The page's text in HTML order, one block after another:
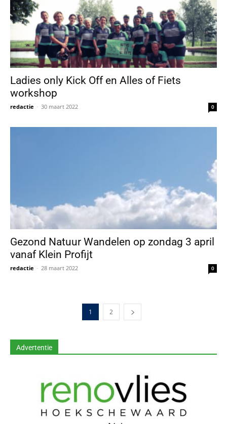
Ladies only Kick Off en Alles of Fiets
workshop
redactie - 30 maart 2022 0
Gezond Natuur Wandelen op zondag 3 april
vanaf Klein Profijt
redactie - 28 maart 2022 0
1 2
Advertentie